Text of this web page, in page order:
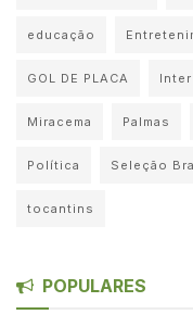
educação
GOL DE PLACA Inter
Miracema Palmas
Política Seleção
tocantins
POPULARES